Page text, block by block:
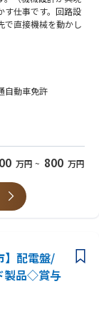
々に関わっていただ
く予定です。
サプライヤー訪問
発生する可能性が
生します。
す仕事です。回路設
で直接機械を動かし
生産設備（プレス
担当いただきま
設備や機械の設計
ずはお客様先にお
ち合わせを行い、
守備範囲は広く、
等も含めて担当を頂
の設置も海外出張
自動車免許
万円 ~ 800 万円
】配電盤/
製品◇賞与